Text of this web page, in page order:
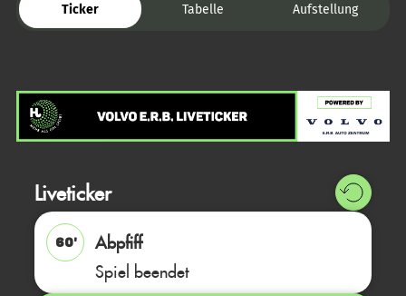
Ticker Tabelle Aufstellung
Liveticker
60'
Abpfiff
Spiel beendet